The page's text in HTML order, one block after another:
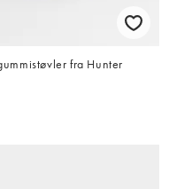
fra Hunter